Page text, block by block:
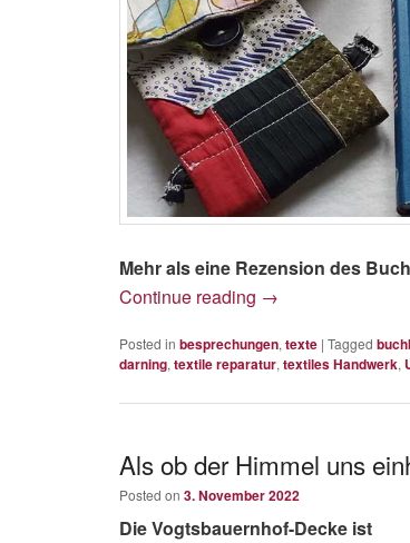
Mehr als eine Rezension des
Continue reading →
Posted in besprechungen, texte | Tagged
darning, textile reparatur, textiles Handwerk,
Als ob der Himmel uns
Posted on 3. November 2022
Die Vogtsbauernhof-Decke ist